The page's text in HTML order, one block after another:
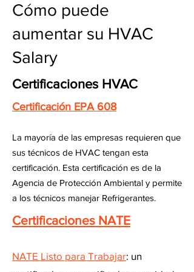
Cómo puede
aumentar su HVAC
Salary
Certificaciones HVAC
Certificación EPA 608
La mayoría de las empresas requieren que
sus técnicos de HVAC tengan esta
certificación. Esta certificación es de la
Agencia de Protección Ambiental y permite
a los técnicos manejar Refrigerantes.
Certificaciones NATE
NATE Listo para Trabajar: un